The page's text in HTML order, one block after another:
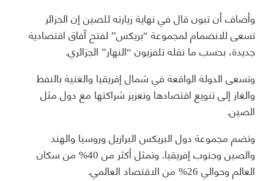
وأضاف أن تبون قال في نهاية زيارته للصين إن الجزائر
تسعى للانضمام لمجموعة “بريكس” لفتح آفاق اقتصادية
جديدة، بحسب ما نقله تلفزيون “النهار” الجزائري.
وتسعى الدولة الواقعة في شمال إفريقيا والغنية بالنفط
والغاز إلى تنويع اقتصادها وتعزيز شراكتها مع دول مثل
الصين.
وتضم مجموعة دول البريكس البرازيل وروسيا والهند
والصين وجنوب إفريقيا. وتمثل أكثر من 40% من سكان
العالم وحوالي 26% من الاقتصاد العالمي.